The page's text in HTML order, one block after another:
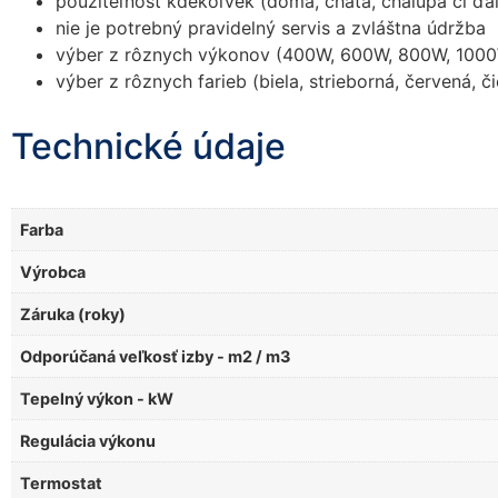
nie je potrebný pravidelný servis a zvláštna údržba
výber z rôznych výkonov (400W, 600W, 800W,
výber z rôznych farieb (biela, strieborná, červená,
Technické údaje
Farba
Výrobca
Záruka (roky)
Odporúčaná veľkosť izby - m2 / m3
Tepelný výkon - kW
Regulácia výkonu
Termostat